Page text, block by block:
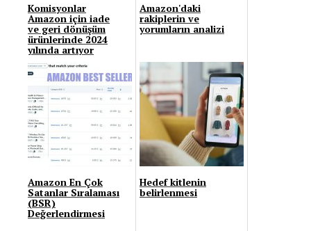
Komisyonlar
Amazon için iade
ve geri dönüşüm
ürünlerinde 2024
yılında artıyor
Amazon'daki
rakiplerin ve
yorumların analizi
Amazon En Çok
Satanlar Sıralaması
(BSR)
Değerlendirmesi
Hedef kitlenin
belirlenmesi